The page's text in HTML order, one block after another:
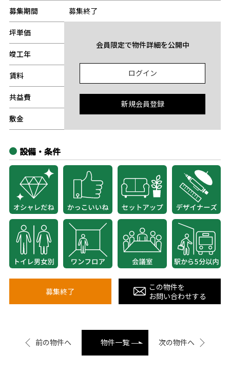
募集期間 募集終了
坪単価
竣工年
賃料
共益費
敷金
会員限定で物件詳細を公開中
ログイン
新規会員登録
設備・条件
募集終了
この物件を
お問い合わせする
前の物件へ 物件一覧 次の物件へ